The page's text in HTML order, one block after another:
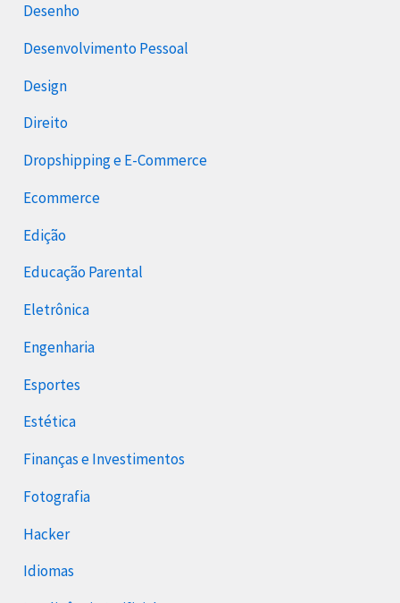
Desenho
Desenvolvimento Pessoal
Design
Direito
Dropshipping e E-Commerce
Ecommerce
Edição
Educação Parental
Eletrônica
Engenharia
Esportes
Estética
Finanças e Investimentos
Fotografia
Hacker
Idiomas